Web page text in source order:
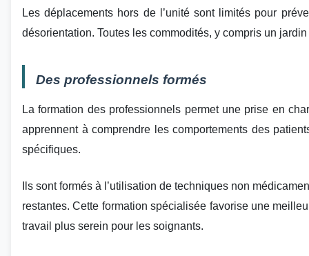
Les déplacements hors de l’unité sont limités pour
désorientation. Toutes les commodités, y compris un
Des professionnels formés
La formation des professionnels permet une prise en
apprennent à comprendre les comportements des
spécifiques.
Ils sont formés à l’utilisation de techniques non
restantes. Cette formation spécialisée favorise une
travail plus serein pour les soignants.